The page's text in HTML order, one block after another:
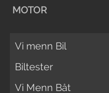
MOTOR
Vi menn Bil
Biltester
Vi Menn Båt